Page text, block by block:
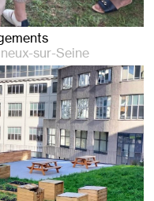
sur-Seine